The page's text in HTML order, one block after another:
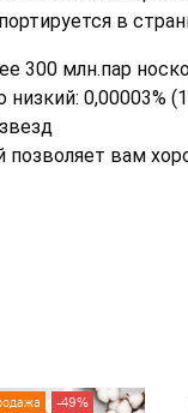
в
300 млн.пар
низкий: 0,00003%
позволяет вам
-49%